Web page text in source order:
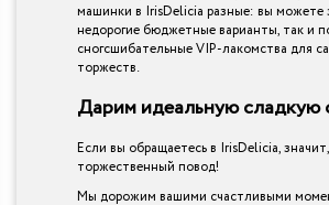
машинки в IrisDelicia разные: вы можете
недорогие бюджетные варианты, так и
сногсшибательные VIP-лакомства для
торжеств.
Дарим идеальную сладкую
Если вы обращаетесь в IrisDelicia,
торжественный повод!
Мы дорожим вашими счастливыми